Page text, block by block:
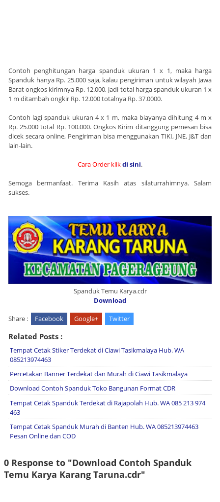
Contoh penghitungan harga spanduk ukuran 1 x 1, maka harga
Spanduk hanya Rp. 25.000 saja, kalau pengiriman untuk wilayah Jawa
Barat ongkos kirimnya Rp. 12.000, jadi total harga spanduk ukuran 1 x
1 m ditambah ongkir Rp. 12.000 totalnya Rp. 37.0000.
Contoh lagi spanduk ukuran 4 x 1 m, maka biayanya dihitung 4 m x
Rp. 25.000 total Rp. 100.000. Ongkos Kirim ditanggung pemesan bisa
dicek secara online, Pengiriman bisa menggunakan TIKI, JNE, J&T dan
lain-lain.
Cara Order klikdi sini.
Semoga bermanfaat. Terima Kasih atas silaturrahimnya. Salam
sukses.
Spanduk Temu Karya.cdr
Download
Share : Facebook Google+ Twitter
Related Posts :
Tempat Cetak Stiker Terdekat di Ciawi Tasikmalaya Hub. WA
085213974463
Percetakan Banner Terdekat dan Murah di Ciawi Tasikmalaya
Download Contoh Spanduk Toko Bangunan Format CDR
Tempat Cetak Spanduk Terdekat di Rajapolah Hub. WA 085 213 974
463
Tempat Cetak Spanduk Murah di Banten Hub. WA 085213974463
Pesan Online dan COD
0 Response to "Download Contoh Spanduk
Temu Karya Karang Taruna.cdr"